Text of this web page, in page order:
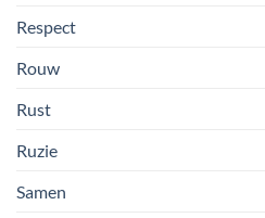
Respect
Rouw
Rust
Ruzie
Samen